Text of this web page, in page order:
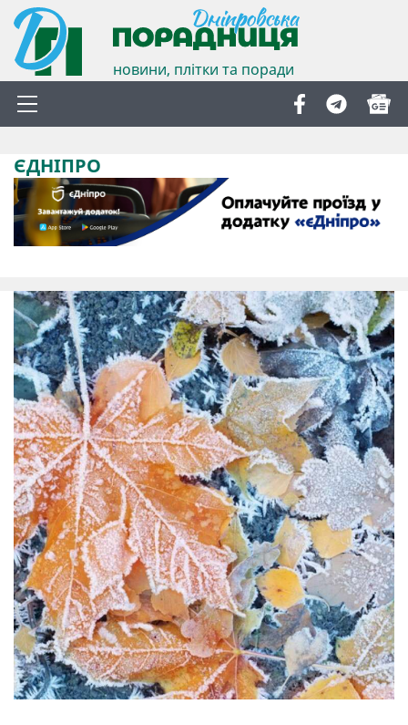
новини, плітки та поради
ЄДНІПРО